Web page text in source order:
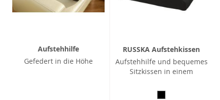
Aufstehhilfe
Gefedert in die Höhe
RUSSKA Aufstehkissen
Aufstehhilfe und bequemes
Sitzkissen in einem